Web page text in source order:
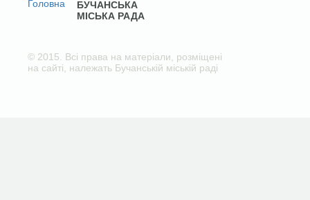
БУЧАНСЬКА
МІСЬКА РАДА
© 2015. Всі права на матеріали, розміщені
на сайті, належать Бучанській міській раді